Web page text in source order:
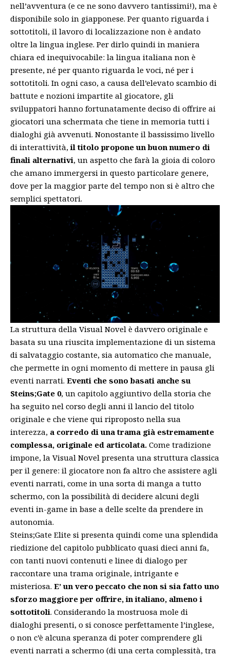
nell’avventura (e ce ne sono davvero tantissimi!), ma è
disponibile solo in giapponese. Per quanto riguarda i
sottotitoli, il lavoro di localizzazione non è andato
oltre la lingua inglese. Per dirlo quindi in maniera
chiara ed inequivocabile: la lingua italiana non è
presente, né per quanto riguarda le voci, né per i
sottotitoli. In ogni caso, a causa dell’elevato scambio di
battute e nozioni impartite al giocatore, gli
sviluppatori hanno fortunatamente deciso di offrire ai
giocatori una schermata che tiene in memoria tutti i
dialoghi già avvenuti. Nonostante il bassissimo livello
di interattività, il titolo propone un buon numero di
finali alternativi, un aspetto che farà la gioia di coloro
che amano immergersi in questo particolare genere,
dove per la maggior parte del tempo non si è altro che
semplici spettatori.
La struttura della Visual Novel è davvero originale e
basata su una riuscita implementazione di un sistema
di salvataggio costante, sia automatico che manuale,
che permette in ogni momento di mettere in pausa gli
eventi narrati. Eventi che sono basati anche su
Steins;Gate 0, un capitolo aggiuntivo della storia che
ha seguito nel corso degli anni il lancio del titolo
originale e che viene qui riproposto nella sua
interezza, a corredo di una trama già estremamente
complessa, originale ed articolata. Come tradizione
impone, la Visual Novel presenta una struttura classica
per il genere: il giocatore non fa altro che assistere agli
eventi narrati, come in una sorta di manga a tutto
schermo, con la possibilità di decidere alcuni degli
eventi in-game in base a delle scelte da prendere in
autonomia.
Steins;Gate Elite si presenta quindi come una splendida
riedizione del capitolo pubblicato quasi dieci anni fa,
con tanti nuovi contenuti e linee di dialogo per
raccontare una trama originale, intrigante e
misteriosa. E’ un vero peccato che non si sia fatto uno
sforzo maggiore per offrire, in italiano, almeno i
sottotitoli. Considerando la mostruosa mole di
dialoghi presenti, o si conosce perfettamente l’inglese,
o non c’è alcuna speranza di poter comprendere gli
eventi narrati a schermo (di una certa complessità, tra